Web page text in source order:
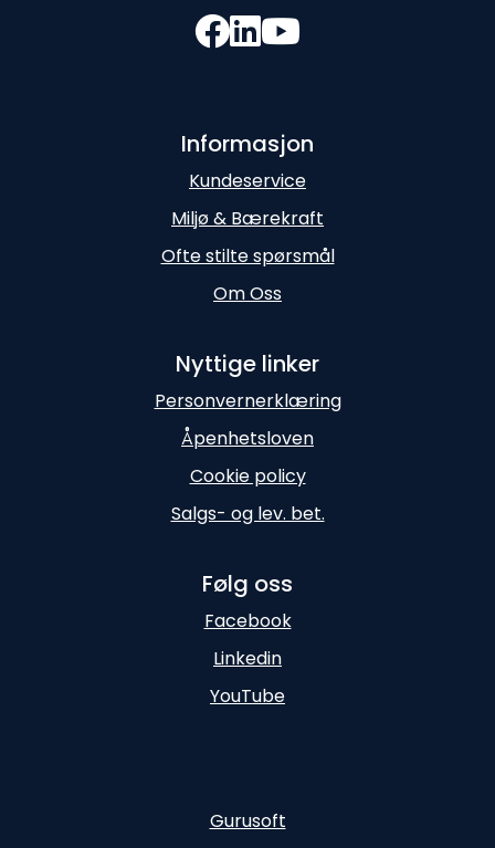
Informasjon
Kundeservice
Miljø & Bærekraft
Ofte stilte spørsmål
Om Oss
Nyttige linker
Personvernerklæring
Åpenhetsloven
Cookie policy
Salgs- og lev. bet.
Følg oss
Facebook
Linkedin
YouTube
Gurusoft